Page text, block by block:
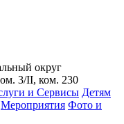
округ
3/II, ком. 230
и Сервисы Детям
Мероприятия Фото и